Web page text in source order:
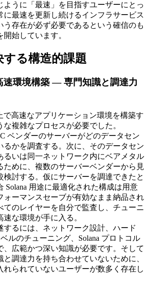
ように「最速」を目指すユーザーにとっ
に最速を更新し続けるインフラサービス
う存在が必ず必要であるという確信のも
始しています。
する構造的課題
速環境構築 — 専門知識と調達力
で高速なアプリケーション環境を構築す
な複雑なプロセスが必要でした。
ベンダーのサーバーがどのデータセン
るかを調査する。次に、そのデータセン
るいは同一ネットワーク内にベアメタル
ために、複数のサーバーベンダーから見
検討する。仮にサーバーを調達できたと
Solana 用途に最適化された構成は用意
ォーマンスセーブが有効なまま納品され
てのレイヤーを自分で監査し、チューニ
な環境が手に入る。
するには、ネットワーク設計、ハード
ルのチューニング、Solana プロトコル
、広範かつ深い知識が必要です。そして
調達力を持ち合わせていないために、
れられていないユーザーが数多く存在し